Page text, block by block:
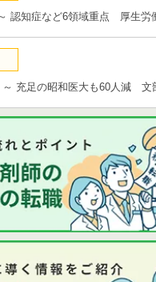
認知症など6領域重点 厚生労
～ 充足の昭和医大も60人減 文